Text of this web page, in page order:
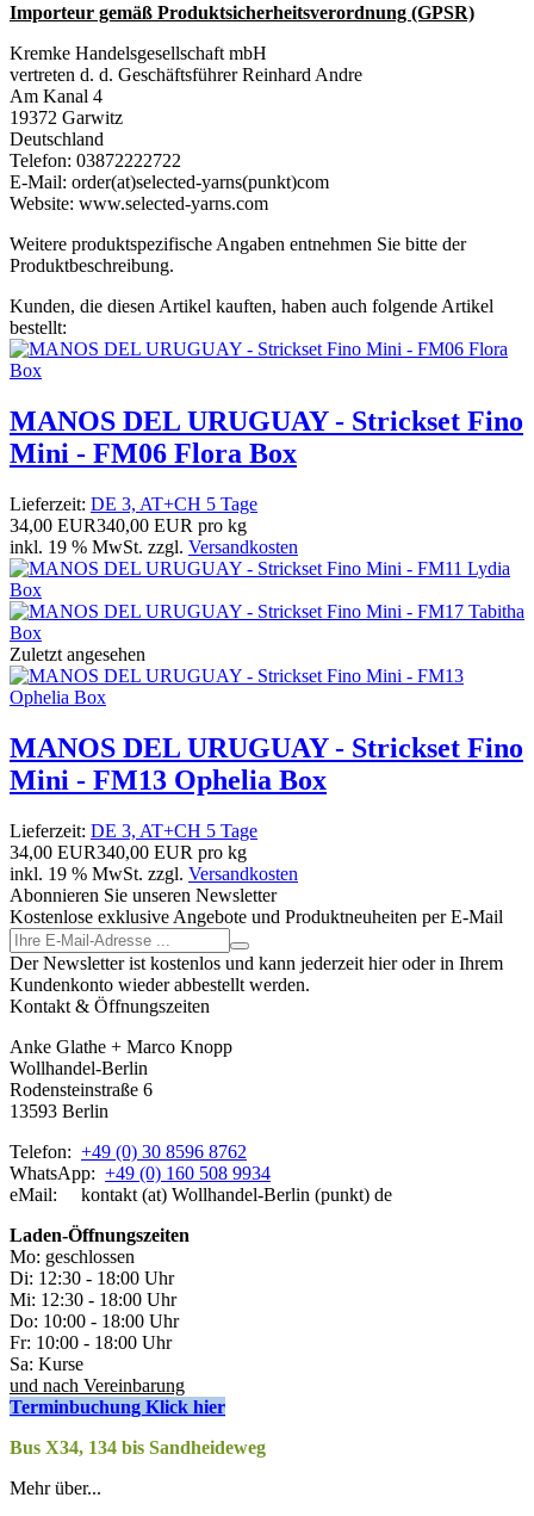
Importeur gemäß Produktsicherheitsverordnung (GPSR)
Kremke Handelsgesellschaft mbH
vertreten d. d. Geschäftsführer Reinhard Andre
Am Kanal 4
19372 Garwitz
Deutschland
Telefon: 03872222722
E-Mail: order(at)selected-yarns(punkt)com
Website: www.selected-yarns.com
Weitere produktspezifische Angaben entnehmen Sie bitte der
Produktbeschreibung.
Kunden, die diesen Artikel kauften, haben auch folgende Artikel
bestellt:
MANOS DEL URUGUAY - Strickset Fino
Mini - FM06 Flora Box
Lieferzeit: DE 3, AT+CH 5 Tage
34,00 EUR340,00 EUR pro kg
inkl. 19 % MwSt. zzgl. Versandkosten
Zuletzt angesehen
MANOS DEL URUGUAY - Strickset Fino
Mini - FM13 Ophelia Box
Lieferzeit: DE 3, AT+CH 5 Tage
34,00 EUR340,00 EUR pro kg
inkl. 19 % MwSt. zzgl. Versandkosten
Abonnieren Sie unseren Newsletter
Kostenlose exklusive Angebote und Produktneuheiten per E-Mail
Der Newsletter ist kostenlos und kann jederzeit hier oder in Ihrem
Kundenkonto wieder abbestellt werden.
Kontakt & Öffnungszeiten
Anke Glathe + Marco Knopp
Wollhandel-Berlin
Rodensteinstraße 6
13593 Berlin
Telefon: +49 (0) 30 8596 8762
WhatsApp: +49 (0) 160 508 9934
eMail: kontakt (at) Wollhandel-Berlin (punkt) de
Laden-Öffnungszeiten
Mo: geschlossen
Di: 12:30 - 18:00 Uhr
Mi: 12:30 - 18:00 Uhr
Do: 10:00 - 18:00 Uhr
Fr: 10:00 - 18:00 Uhr
Sa: Kurse
und nach Vereinbarung
Terminbuchung Klick hier
Bus X34, 134 bis Sandheideweg
Mehr über...